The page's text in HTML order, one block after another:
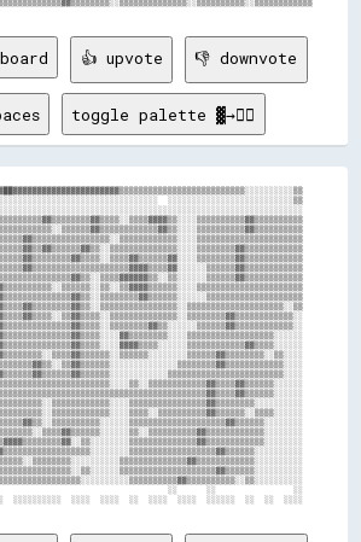
👍 upvote 👎 downvote
toggle palette ▓→✊🏽
░░░░░░░░░░░░░░░░░░░░░░░░░░▒▒
░░      ░░                ░░